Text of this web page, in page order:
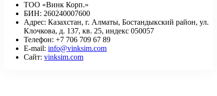
ТОО «Винк Корп.»
БИН: 260240007600
Адрес: Казахстан, г. Алматы, Бостандыкский район, ул.
Клочкова, д. 137, кв. 25, индекс 050057
Телефон: +7 706 709 67 89
E-mail: info@vinksim.com
Сайт: vinksim.com